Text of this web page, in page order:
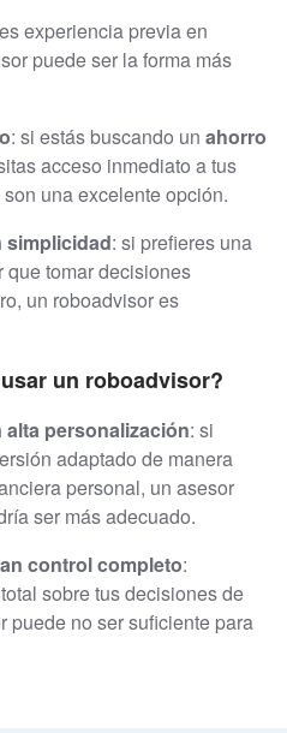
experiencia previa en
puede ser la forma más
: si estás buscando un ahorro
acceso inmediato a tus
una excelente opción.
simplicidad: si prefieres una
que tomar decisiones
un roboadvisor es
un roboadvisor?
personalización: si
adaptado de manera
personal, un asesor
ser más adecuado.
control completo:
sobre tus decisiones de
puede no ser suficiente para